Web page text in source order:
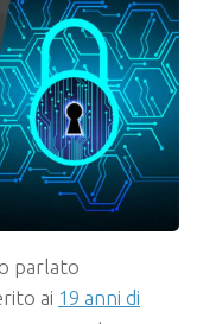
parlato
ai 19 anni di